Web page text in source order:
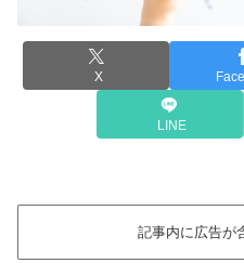
X
LINE
記事内に広告が